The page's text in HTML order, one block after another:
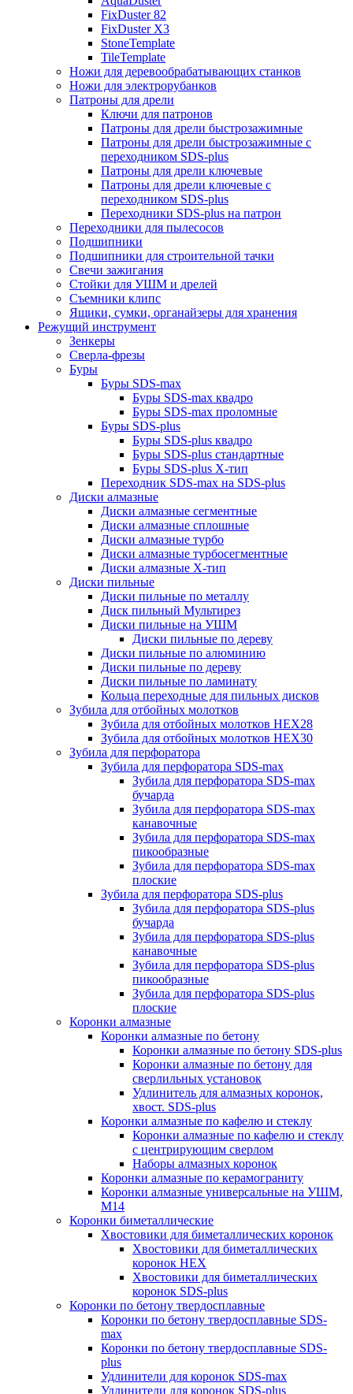
FixDuster 82
FixDuster Х3
StoneTemplate
TileTemplate
Ножи для деревообрабатывающих станков
Ножи для электрорубанков
Патроны для дрели
Ключи для патронов
Патроны для дрели быстрозажимные
Патроны для дрели быстрозажимные с
переходником SDS-plus
Патроны для дрели ключевые
Патроны для дрели ключевые с
переходником SDS-plus
Переходники SDS-plus на патрон
Переходники для пылесосов
Подшипники
Подшипники для строительной тачки
Свечи зажигания
Стойки для УШМ и дрелей
Съемники клипс
Ящики, сумки, органайзеры для хранения
Режущий инструмент
Зенкеры
Сверла-фрезы
Буры
Буры SDS-max
Буры SDS-max квадро
Буры SDS-max проломные
Буры SDS-plus
Буры SDS-plus квадро
Буры SDS-plus стандартные
Буры SDS-plus Х-тип
Переходник SDS-max на SDS-plus
Диски алмазные
Диски алмазные сегментные
Диски алмазные сплошные
Диски алмазные турбо
Диски алмазные турбосегментные
Диски алмазные Х-тип
Диски пильные
Диски пильные по металлу
Диск пильный Мультирез
Диски пильные на УШМ
Диски пильные по дереву
Диски пильные по алюминию
Диски пильные по дереву
Диски пильные по ламинату
Кольца переходные для пильных дисков
Зубила для отбойных молотков
Зубила для отбойных молотков HEX28
Зубила для отбойных молотков HEX30
Зубила для перфоратора
Зубила для перфоратора SDS-max
Зубила для перфоратора SDS-max
бучарда
Зубила для перфоратора SDS-max
канавочные
Зубила для перфоратора SDS-max
пикообразные
Зубила для перфоратора SDS-max
плоские
Зубила для перфоратора SDS-plus
Зубила для перфоратора SDS-plus
бучарда
Зубила для перфоратора SDS-plus
канавочные
Зубила для перфоратора SDS-plus
пикообразные
Зубила для перфоратора SDS-plus
плоские
Коронки алмазные
Коронки алмазные по бетону
Коронки алмазные по бетону SDS-plus
Коронки алмазные по бетону для
сверлильных установок
Удлинитель для алмазных коронок,
хвост. SDS-plus
Коронки алмазные по кафелю и стеклу
Коронки алмазные по кафелю и стеклу
c центрирующим сверлом
Наборы алмазных коронок
Коронки алмазные по керамограниту
Коронки алмазные универсальные на УШМ,
М14
Коронки биметаллические
Хвостовики для биметаллических коронок
Хвостовики для биметаллических
коронок HEX
Хвостовики для биметаллических
коронок SDS-plus
Коронки по бетону твердосплавные
Коронки по бетону твердосплавные SDS-
max
Коронки по бетону твердосплавные SDS-
plus
Удлинители для коронок SDS-max
Удлинители для коронок SDS-plus